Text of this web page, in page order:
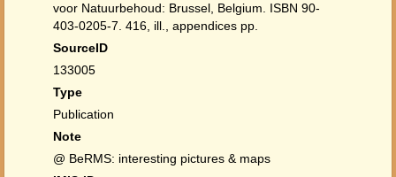
voor Natuurbehoud: Brussel, Belgium. ISBN 90-
403-0205-7. 416, ill., appendices pp.
SourceID
133005
Type
Publication
Note
@ BeRMS: interesting pictures & maps